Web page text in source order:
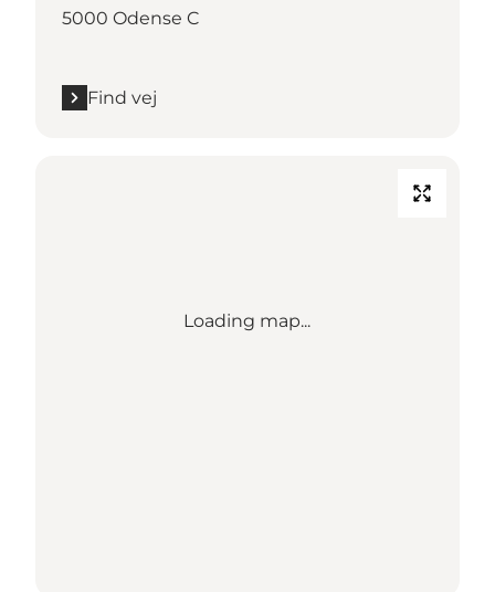
5000 Odense C
Find vej
Loading map...